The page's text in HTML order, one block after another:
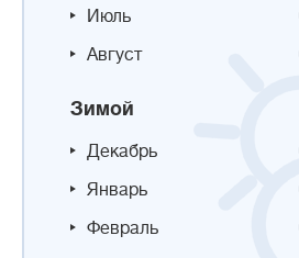
Июль
Август
Зимой
Декабрь
Январь
Февраль